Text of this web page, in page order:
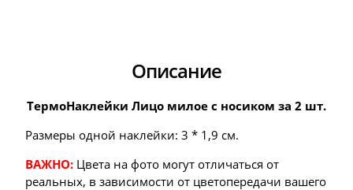
Описание
ТермоНаклейки Лицо милое с носиком за 2 шт.
Размеры одной наклейки: 3 * 1,9 см.
ВАЖНО: Цвета на фото могут отличаться от
реальных, в зависимости от цветопередачи вашего